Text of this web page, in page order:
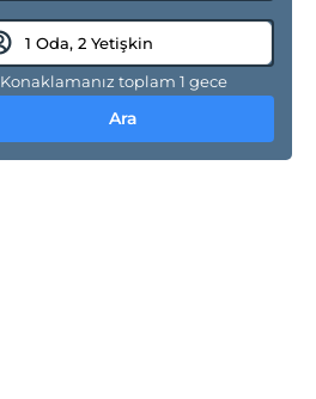
Konaklamanız toplam 1 gece
Ara